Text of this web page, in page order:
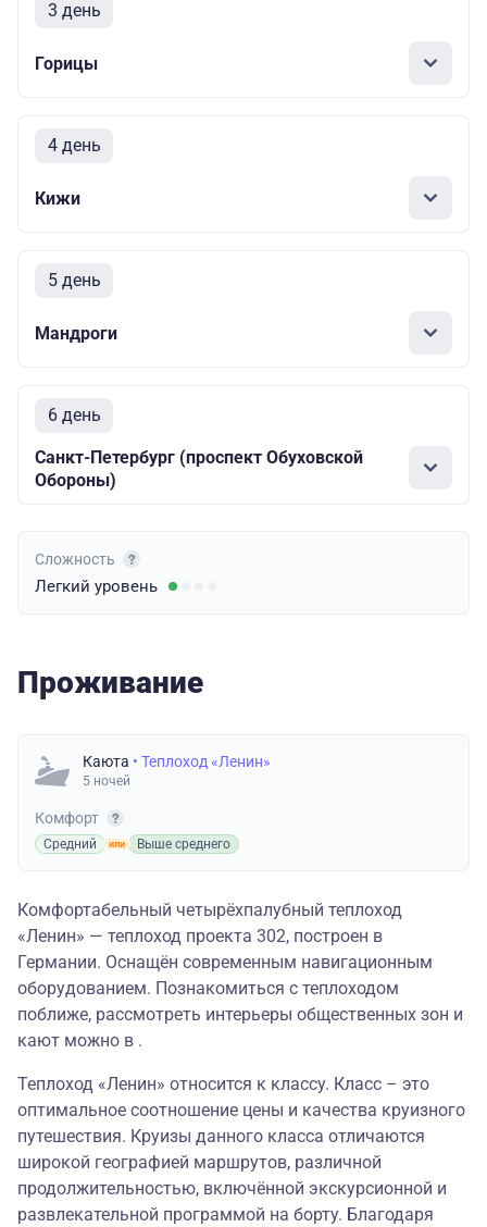
3 день
Горицы
4 день
Кижи
5 день
Мандроги
6 день
Санкт-Петербург (проспект Обуховской
Обороны)
Сложность
Легкий уровень
Проживание
Каюта • Теплоход «Ленин»
5 ночей
Комфорт
Средний Выше среднего
Комфортабельный четырёхпалубный теплоход
«Ленин» — теплоход проекта 302, построен в
Германии. Оснащён современным навигационным
оборудованием. Познакомиться с теплоходом
поближе, рассмотреть интерьеры общественных зон и
кают можно в .
Теплоход «Ленин» относится к классу. Класс – это
оптимальное соотношение цены и качества круизного
путешествия. Круизы данного класса отличаются
широкой географией маршрутов, различной
продолжительностью, включённой экскурсионной и
развлекательной программой на борту. Благодаря